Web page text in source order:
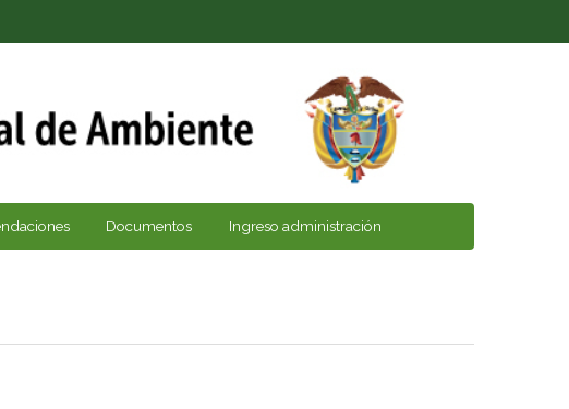
Documentos Ingreso administración